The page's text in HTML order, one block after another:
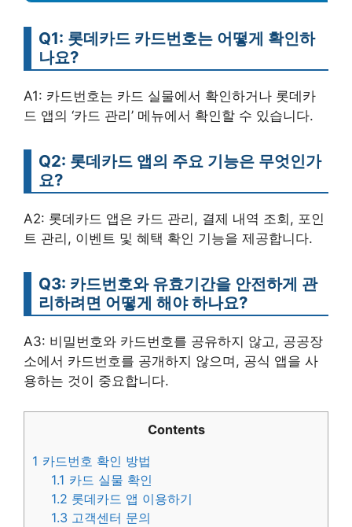
Q1: 롯데카드 카드번호는 어떻게 확인하
나요?
A1: 카드번호는 카드 실물에서 확인하거나 롯데카
드 앱의 ‘카드 관리’ 메뉴에서 확인할 수 있습니다.
Q2: 롯데카드 앱의 주요 기능은 무엇인가
요?
A2: 롯데카드 앱은 카드 관리, 결제 내역 조회, 포인
트 관리, 이벤트 및 혜택 확인 기능을 제공합니다.
Q3: 카드번호와 유효기간을 안전하게 관
리하려면 어떻게 해야 하나요?
A3: 비밀번호와 카드번호를 공유하지 않고, 공공장
소에서 카드번호를 공개하지 않으며, 공식 앱을 사
용하는 것이 중요합니다.
Contents
1 카드번호 확인 방법
1.1 카드 실물 확인
1.2 롯데카드 앱 이용하기
1.3 고객센터 문의